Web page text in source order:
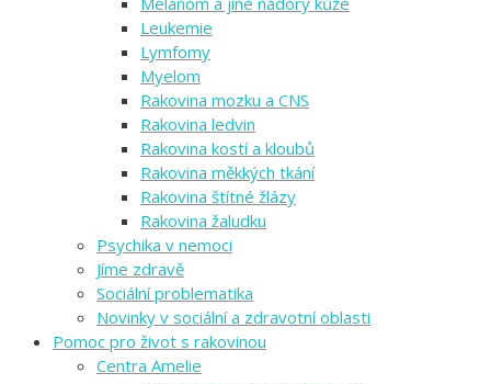
Leukemie
Lymfomy
Myelom
Rakovina mozku a CNS
Rakovina ledvin
Rakovina kostí a kloubů
Rakovina měkkých tkání
Rakovina štítné žlázy
Rakovina žaludku
Psychika v nemoci
Jíme zdravě
Sociální problematika
Novinky v sociální a zdravotní oblasti
Pomoc pro život s rakovinou
Centra Amelie